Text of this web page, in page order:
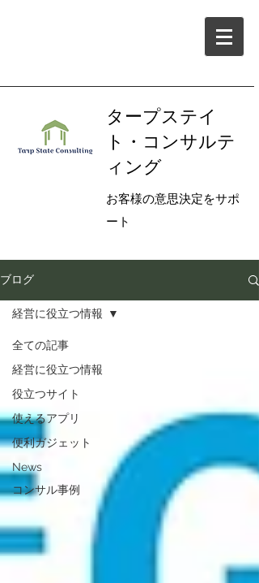
タープステイ
ト・コンサルテ
ィング
お客様の意思決定をサポ
ート
ブログ
全ての記事
経営に役立つ情報
役立つサイト
使えるアプリ
便利ガジェット
News
コンサル事例
経営に役立つ情報